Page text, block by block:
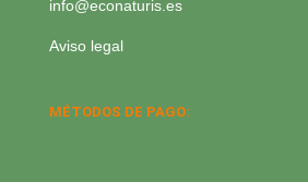
info@econaturis.es
Aviso legal
MÉTODOS DE PAGO: